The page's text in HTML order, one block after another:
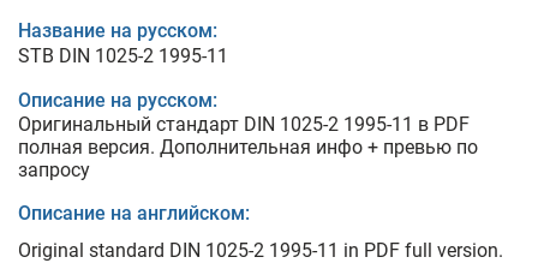
Название на русском:
STB DIN 1025-2 1995-11
Описание на русском:
Оригинальный стандарт DIN 1025-2 1995-11 в PDF
полная версия. Дополнительная инфо + превью по
запросу
Описание на английском:
Original standard DIN 1025-2 1995-11 in PDF full version.